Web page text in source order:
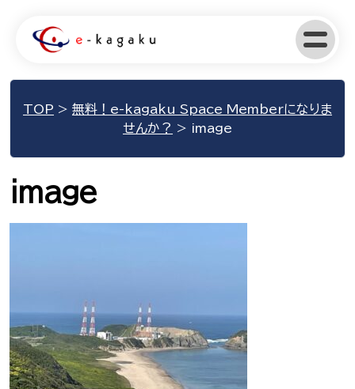
TOP > 無料！e-kagaku Space Memberになりま
せんか？ > image
image